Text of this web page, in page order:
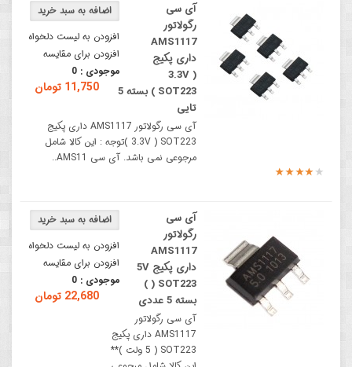
افزودن به لیست دلخواه
افزودن برای مقایسه
موجودی : 0
11,750 تومان
آی سی
رگولاتور
AMS1117
داری پکیج
3.3V )
SOT223 ) بسته 5
تایی
آی سی رگولاتور AMS1117 داری پکیج
3.3V ) SOT223 )توجه : این کالا شامل
مرجوعی نمی باشد. آی سی AMS11..
افزودن به لیست دلخواه
افزودن برای مقایسه
موجودی : 0
22,680 تومان
آی سی
رگولاتور
AMS1117
داری پکیج 5V
) SOT223 )
بسته 5 عددی
آی سی رگولاتور
AMS1117 داری پکیج
SOT223 ( 5 ولت )**